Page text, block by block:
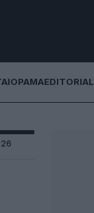
EDITORIAL